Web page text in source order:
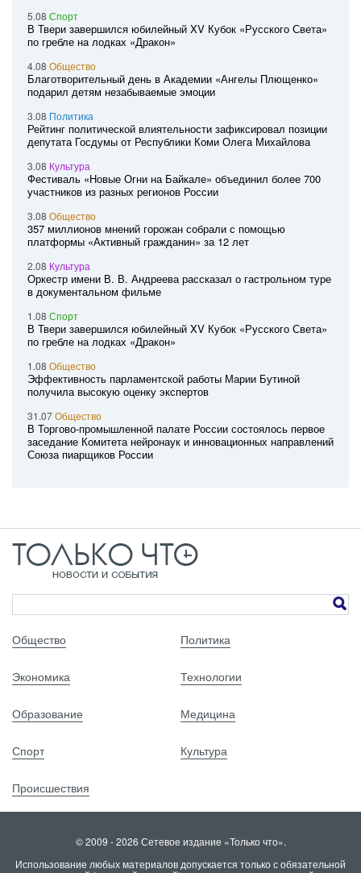
5.08 Спорт
В Твери завершился юбилейный XV Кубок «Русского Света»
по гребле на лодках «Дракон»
4.08 Общество
Благотворительный день в Академии «Ангелы Плющенко»
подарил детям незабываемые эмоции
3.08 Политика
Рейтинг политической влиятельности зафиксировал позиции
депутата Госдумы от Республики Коми Олега Михайлова
3.08 Культура
Фестиваль «Новые Огни на Байкале» объединил более 700
участников из разных регионов России
3.08 Общество
357 миллионов мнений горожан собрали с помощью
платформы «Активный гражданин» за 12 лет
2.08 Культура
Оркестр имени В. В. Андреева рассказал о гастрольном туре
в документальном фильме
1.08 Спорт
В Твери завершился юбилейный XV Кубок «Русского Света»
по гребле на лодках «Дракон»
1.08 Общество
Эффективность парламентской работы Марии Бутиной
получила высокую оценку экспертов
31.07Общество
В Торгово-промышленной палате России состоялось первое
заседание Комитета нейронаук и инновационных направлений
Союза пиарщиков России
Общество Политика
Экономика Технологии
Образование Медицина
Спорт Культура
Происшествия
© 2009 - 2026 Сетевое издание «Только что».
Использование любых материалов допускается только с обязательной